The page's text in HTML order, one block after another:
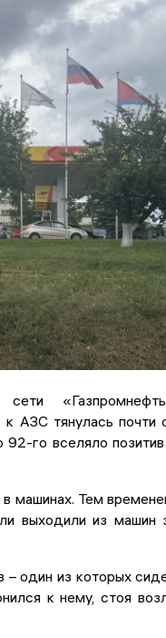
АЗС тянулась почти
го вселяло
машинах. Тем
выходили из машин
один из которых
к нему, стоя